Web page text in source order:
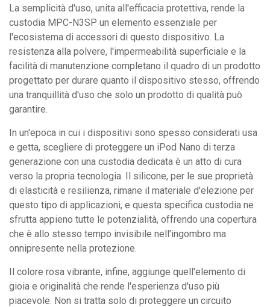
La semplicità d'uso, unita all'efficacia protettiva, rende la
custodia MPC-N3SP un elemento essenziale per
l'ecosistema di accessori di questo dispositivo. La
resistenza alla polvere, l'impermeabilità superficiale e la
facilità di manutenzione completano il quadro di un prodotto
progettato per durare quanto il dispositivo stesso, offrendo
una tranquillità d'uso che solo un prodotto di qualità può
garantire.
In un'epoca in cui i dispositivi sono spesso considerati usa
e getta, scegliere di proteggere un iPod Nano di terza
generazione con una custodia dedicata è un atto di cura
verso la propria tecnologia. Il silicone, per le sue proprietà
di elasticità e resilienza, rimane il materiale d'elezione per
questo tipo di applicazioni, e questa specifica custodia ne
sfrutta appieno tutte le potenzialità, offrendo una copertura
che è allo stesso tempo invisibile nell'ingombro ma
onnipresente nella protezione.
Il colore rosa vibrante, infine, aggiunge quell'elemento di
gioia e originalità che rende l'esperienza d'uso più
piacevole. Non si tratta solo di proteggere un circuito